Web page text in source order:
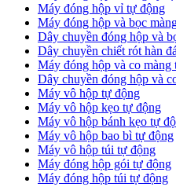
Máy đóng hộp vỉ tự động
Máy đóng hộp và bọc
Dây chuyền đóng hộp và
Dây chuyền chiết rót hàn
Máy đóng hộp và co màng
Dây chuyền đóng hộp và
Máy vô hộp tự động
Máy vô hộp kẹo tự động
Máy vô hộp bánh kẹo tự
Máy vô hộp bao bì tự động
Máy vô hộp túi tự động
Máy đóng hộp gói tự động
Máy đóng hộp túi tự động